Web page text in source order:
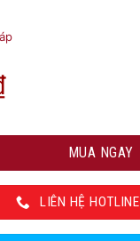
Rose số lượng
MUA NGAY
LIÊN HỆ HOTLINE